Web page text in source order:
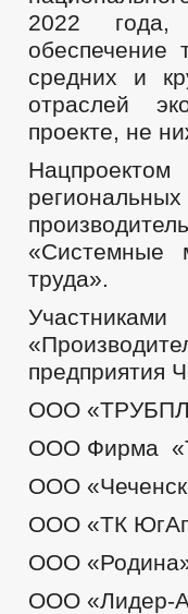
2022 года,
обеспечение
средних и
отраслей
проекте, не
«Системные
труда».
предприятия
ООО
ООО Фирма
ООО
ООО «ТК
ООО
ООО «Лидер-